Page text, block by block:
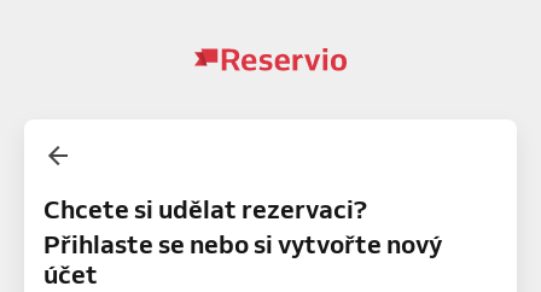
Chcete si udělat rezervaci?
Přihlaste se nebo si vytvořte nový
účet